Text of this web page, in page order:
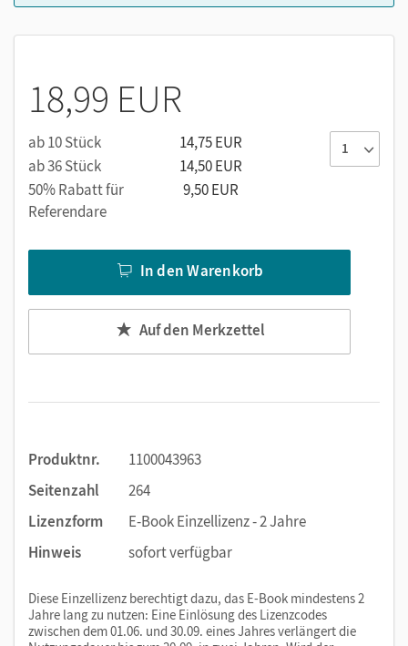
Lösungstipps für die "Das kann ich"-Seiten
18,99 EUR
ab 10 Stück
14,75 EUR
ab 36 Stück
14,50 EUR
50% Rabatt für
Referendare
9,50 EUR
In den Warenkorb
Auf den Merkzettel
Produktnr.
1100043963
Seitenzahl
264
Lizenzform
E-Book Einzellizenz - 2 Jahre
Hinweis
sofort verfügbar
Diese Einzellizenz berechtigt dazu, das E-Book mindestens 2
Jahre lang zu nutzen: Eine Einlösung des Lizenzcodes
zwischen dem 01.06. und 30.09. eines Jahres verlängert die